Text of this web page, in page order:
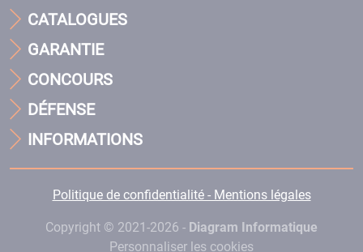
CATALOGUES
GARANTIE
CONCOURS
DÉFENSE
INFORMATIONS
Politique de confidentialité - Mentions légales
Copyright © 2021-2026 - Diagram Informatique
Personnaliser les cookies